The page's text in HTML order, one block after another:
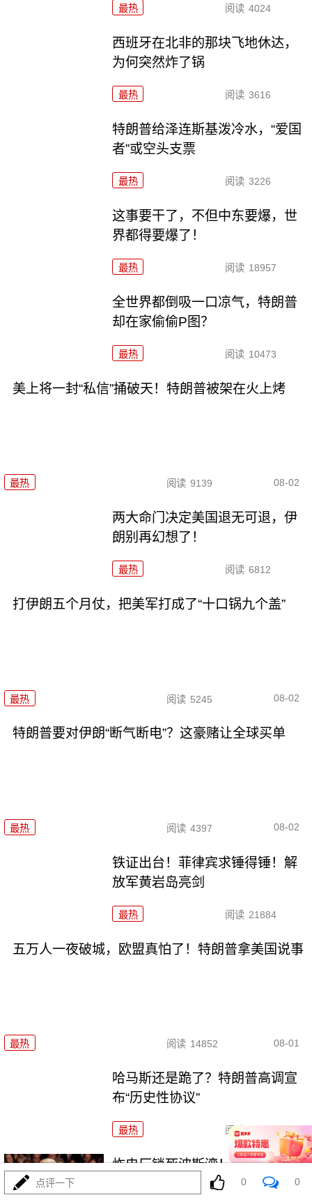
最热 阅读 4024
西班牙在北非的那块飞地休达，
为何突然炸了锅
最热 阅读 3616
特朗普给泽连斯基泼冷水，“爱国
者”或空头支票
最热 阅读 3226
这事要干了，不但中东要爆，世
界都得要爆了！
最热 阅读 18957
全世界都倒吸一口凉气，特朗普
却在家偷偷P图？
最热 阅读 10473
美上将一封“私信”捅破天！特朗普被架在火上烤
最热 阅读 9139 08-02
两大命门决定美国退无可退，伊
朗别再幻想了！
最热 阅读 6812
打伊朗五个月仗，把美军打成了“十口锅九个盖”
最热 阅读 5245 08-02
特朗普要对伊朗“断气断电”？这豪赌让全球买单
最热 阅读 4397 08-02
铁证出台！菲律宾求锤得锤！解
放军黄岩岛亮剑
最热 阅读 21884
五万人一夜破城，欧盟真怕了！特朗普拿美国说事
最热 阅读 14852 08-01
哈马斯还是跪了？特朗普高调宣
布“历史性协议”
最热 阅读 10323
炸电厂锁死波斯湾！特朗普要对
点评一下 0 0